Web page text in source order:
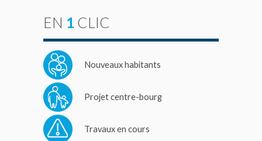
EN 1 CLIC
Nouveaux habitants
Projet centre-bourg
Travaux en cours